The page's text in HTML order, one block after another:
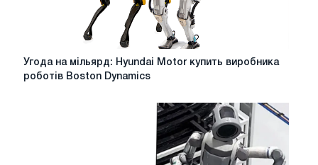
Угода
Угода на мільярд: Hyundai Motor купить виробника
роботів Boston Dynamics